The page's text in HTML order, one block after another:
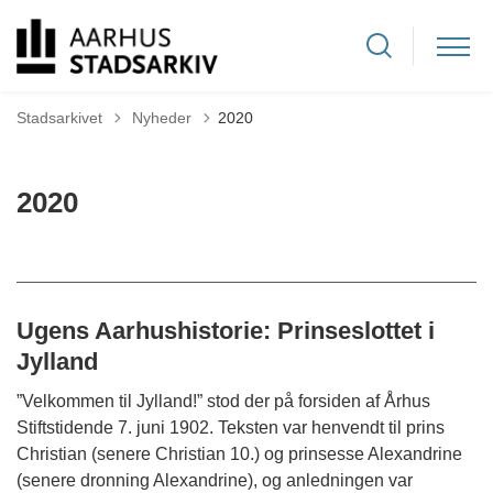
Stadsarkivet Tilbage til
Nyheder 2020
2020
Ugens Aarhushistorie: Prinseslottet i
Jylland
”Velkommen til Jylland!” stod der på forsiden af Århus
Stiftstidende 7. juni 1902. Teksten var henvendt til prins
Christian (senere Christian 10.) og prinsesse Alexandrine
(senere dronning Alexandrine), og anledningen var